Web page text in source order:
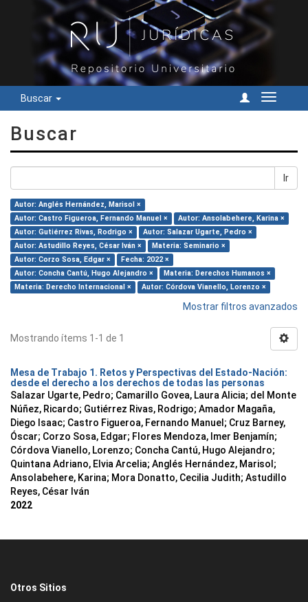
Buscar
Cambiar
Buscar
Ir
Autor: Anglés Hernández, Marisol ×
Autor: Castro Figueroa, Fernando Manuel ×
Autor: Ansolabehere, Karina ×
Autor: Gutiérrez Rivas, Rodrigo ×
Autor: Salazar Ugarte, Pedro ×
Autor: Astudillo Reyes, César Iván ×
Materia: Seminario ×
Autor: Corzo Sosa, Edgar ×
Fecha: 2022 ×
Autor: Concha Cantú, Hugo Alejandro ×
Materia: Derechos Humanos ×
Materia: Derecho Internacional ×
Autor: Córdova Vianello, Lorenzo ×
Mostrar filtros avanzados
Mostrando ítems 1-1 de 1
Mesa de Trabajo 1. Retos y Perspectivas del Estado-Nación:
desde el derecho a los derechos de todas las personas
Salazar Ugarte, Pedro; Camarillo Govea, Laura Alicia; del Monte
Núñez, Ricardo; Gutiérrez Rivas, Rodrigo; Amador Magaña,
Diego Isaac; Castro Figueroa, Fernando Manuel ; Cruz Barney,
Óscar; Corzo Sosa, Edgar; Flores Mendoza, Imer Benjamín;
Córdova Vianello, Lorenzo; Concha Cantú, Hugo Alejandro;
Quintana Adriano, Elvia Arcelia; Anglés Hernández, Marisol ;
Ansolabehere, Karina; Mora Donatto, Cecilia Judith; Astudillo
Reyes, César Iván
2022
Otros Sitios